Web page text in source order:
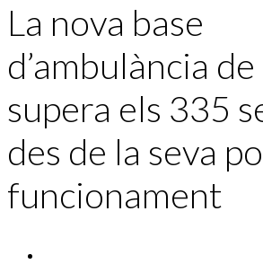
La nova base
d’ambulància de
supera els 335
des de la seva
funcionament